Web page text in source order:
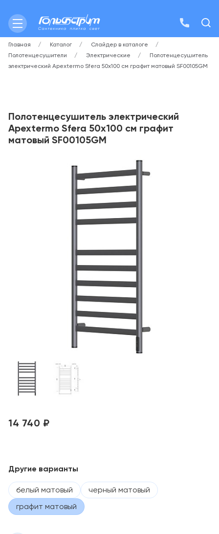
Главная Каталог
Слайдер в каталоге
Полотенцесушители
Электрические
Полотенцесушитель
электрический Apextermo Sfera 50х100 см графит матовый SF00105GM
Полотенцесушитель электрический
Apextermo Sfera 50х100 см графит
матовый SF00105GM
14 740 ₽
Другие варианты
белый матовый
черный матовый
графит матовый